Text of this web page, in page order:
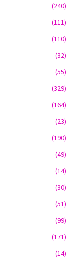
(240)
(111)
(110)
(32)
(55)
(329)
(164)
(23)
(190)
(49)
(14)
(30)
(51)
(99)
(171)
(14)